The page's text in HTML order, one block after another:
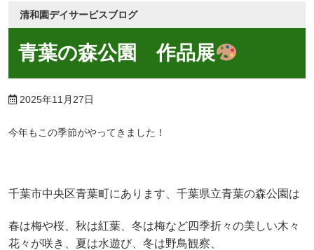
清和園デイサービスブログ
青葉の森公園 作品展
2025年11月27日
今年もこの季節がやってきました！
千葉市中央区青葉町にあります、千葉県立青葉の森公園は
春は梅や桜、秋は紅葉、冬は梅など四季折々の美しい木々
花々が咲き、夏は水遊び、冬は野鳥観察、